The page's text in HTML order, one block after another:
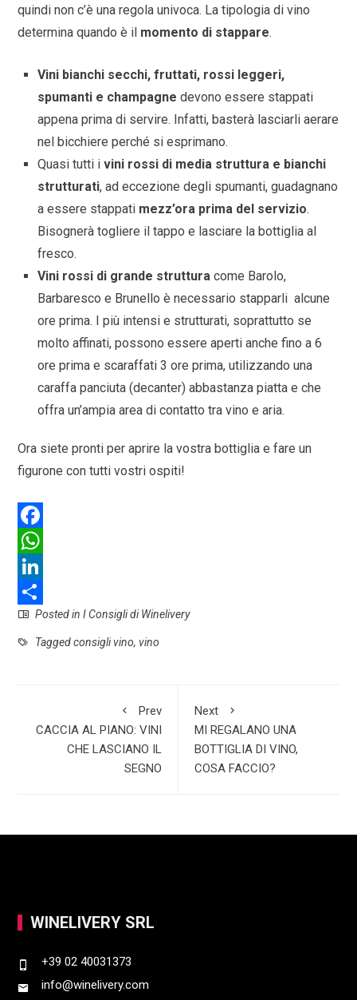
quindi non c’è una regola univoca. La tipologia di vino
determina quando è il momento di stappare.
Vini bianchi secchi, fruttati, rossi leggeri,
spumanti e champagnedevono essere stappati
appena prima di servire. Infatti, basterà lasciarli aerare
nel bicchiere perché si esprimano.
Quasi tutti ivini rossi di media struttura e bianchi
strutturati, ad eccezione degli spumanti, guadagnano
a essere stappati mezz’ora prima del servizio.
Bisognerà togliere il tappo e lasciare la bottiglia al
fresco.
Vini rossi di grande struttura come Barolo,
Barbaresco e Brunello è necessario stapparli alcune
ore prima. I più intensi e strutturati, soprattutto se
molto affinati, possono essere aperti anche fino a 6
ore prima e scaraffati 3 ore prima, utilizzando una
caraffa panciuta (decanter) abbastanza piatta e che
offra un’ampia area di contatto tra vino e aria.
Ora siete pronti per aprire la vostra bottiglia e fare un
figurone con tutti vostri ospiti!
F
a
c
e
b
W
h
a
t
L
i
n
S
h
Posted inI Consigli di Winelivery
Taggedconsigli vino,vino
Prev
CACCIA AL PIANO: VINI
CHE LASCIANO IL
SEGNO
Next
MI REGALANO UNA
BOTTIGLIA DI VINO,
COSA FACCIO?
WINELIVERY SRL
+39 02 40031373
info@winelivery.com